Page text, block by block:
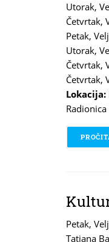
Utorak,
Četvrtak,
Petak,
Utorak,
Četvrtak,
Četvrtak,
Lokacija:
Petak,
Tatjana